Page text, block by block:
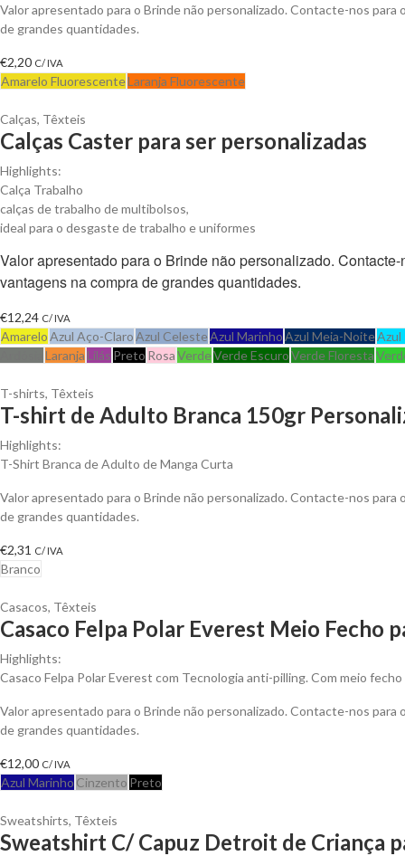
Valor apresentado para o Brinde não personalizado. Contacte-nos
de grandes quantidades.
€2,20 C/ IVA
Amarelo FluorescenteLaranja Fluorescente
Calças, Têxteis
Calças Caster para ser personalizadas
Highlights:
Calça Trabalho
calças de trabalho de multibolsos,
ideal para o desgaste de trabalho e uniformes
Valor apresentado para o Brinde não personalizado.
vantagens na compra de grandes quantidades.
€12,24 C/ IVA
AmareloAzul Aço-ClaroAzul CelesteAzul MarinhoAzul Meia-NoiteAzul
Laranja Lilás Preto RosaVerdeVerde EscuroVerde Floresta
T-shirts, Têxteis
T-shirt de Adulto Branca 150gr
Highlights:
T-Shirt Branca de Adulto de Manga Curta
Valor apresentado para o Brinde não personalizado. Contacte-nos
de grandes quantidades.
€2,31 C/ IVA
Branco
Casacos, Têxteis
Casaco Felpa Polar Everest Meio Fecho
Highlights:
Casaco Felpa Polar Everest com Tecnologia anti-pilling. Com meio
Valor apresentado para o Brinde não personalizado. Contacte-nos
de grandes quantidades.
€12,00 C/ IVA
Azul Marinho Cinzento Preto
Sweatshirts, Têxteis
Sweatshirt C/ Capuz Detroit de Criança